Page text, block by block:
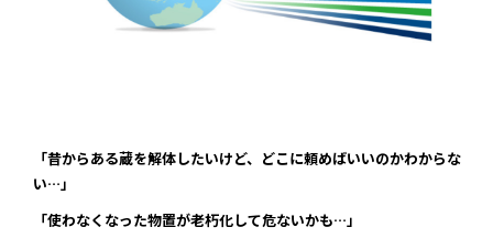
「昔からある蔵を解体したいけど、どこに頼めばいいのかわからな
い…」
「使わなくなった物置が老朽化して危ないかも…」